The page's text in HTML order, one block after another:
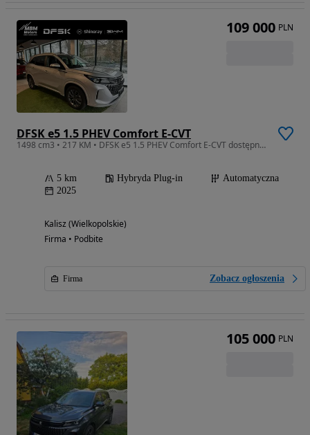
DFSK e5 1.5 PHEV Comfort E-CVT
1498 cm3 • 217 KM • DFSK e5 1.5 PHEV Comfort E-CVT dostępny od ręki
5 km Hybryda Plug-in
Automatyczna
2025
Kalisz (Wielkopolskie)
Firma • Podbite
Firma Zobacz ogłoszenia
109 000 PLN
105 000 PLN